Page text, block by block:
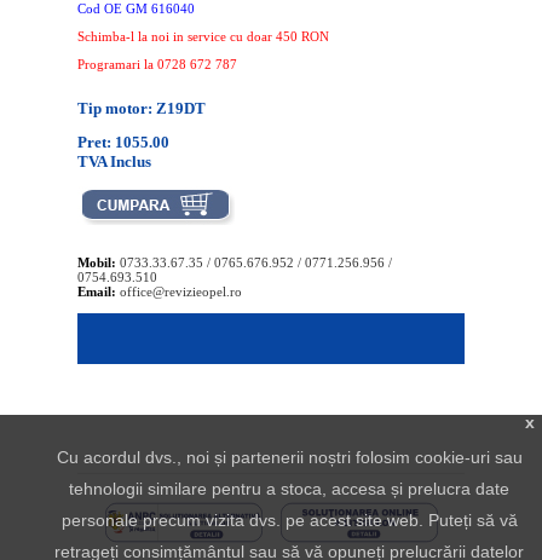
Cod OE GM 616040
Schimba-l la noi in service cu doar 450 RON
Programari la 0728 672 787
Tip motor: Z19DT
Pret: 1055.00
TVA Inclus
Mobil: 0733.33.67.35 / 0765.676.952 / 0771.256.956 /
0754.693.510
Email: office@revizieopel.ro
x
Cu acordul dvs., noi și partenerii noștri folosim cookie-uri sau
tehnologii similare pentru a stoca, accesa și prelucra date
personale precum vizita dvs. pe acest site web. Puteți să vă
retrageți consimțământul sau să vă opuneți prelucrării datelor